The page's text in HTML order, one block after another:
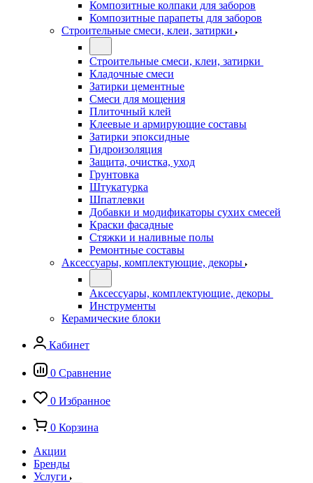
Композитные колпаки для заборов
Композитные парапеты для заборов
Строительные смеси, клеи, затирки
Строительные смеси, клеи, затирки
Кладочные смеси
Затирки цементные
Смеси для мощения
Плиточный клей
Клеевые и армирующие составы
Затирки эпоксидные
Гидроизоляция
Защита, очистка, уход
Грунтовка
Штукатурка
Шпатлевки
Добавки и модификаторы сухих смесей
Краски фасадные
Стяжки и наливные полы
Ремонтные составы
Аксессуары, комплектующие, декоры
Аксессуары, комплектующие, декоры
Инструменты
Керамические блоки
Кабинет
0 Сравнение
0 Избранное
0 Корзина
Акции
Бренды
Услуги